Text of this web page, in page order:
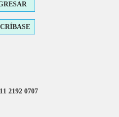
2192 0707